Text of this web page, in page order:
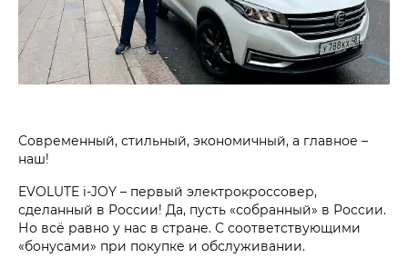
Современный, стильный, экономичный, а главное –
наш!
EVOLUTE i‑JOY – первый электрокроссовер,
сделанный в России! Да, пусть «собранный» в России.
Но всё равно у нас в стране. С соответствующими
«бонусами» при покупке и обслуживании.